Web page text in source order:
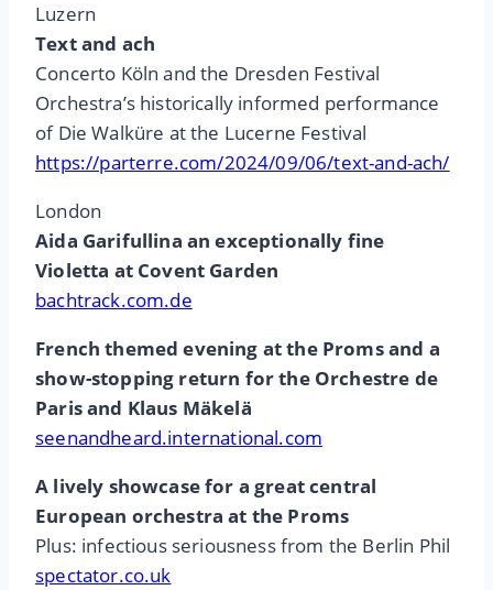
Luzern
Text and ach
Concerto Köln and the Dresden Festival
Orchestra’s historically informed performance
of Die Walküre at the Lucerne Festival
https://parterre.com/2024/09/06/text-and-ach/
London
Aida Garifullina an exceptionally fine
Violetta at Covent Garden
bachtrack.com.de
French themed evening at the Proms and a
show-stopping return for the Orchestre de
Paris and Klaus Mäkelä
seenandheard.international.com
A lively showcase for a great central
European orchestra at the Proms
Plus: infectious seriousness from the Berlin Phil
spectator.co.uk